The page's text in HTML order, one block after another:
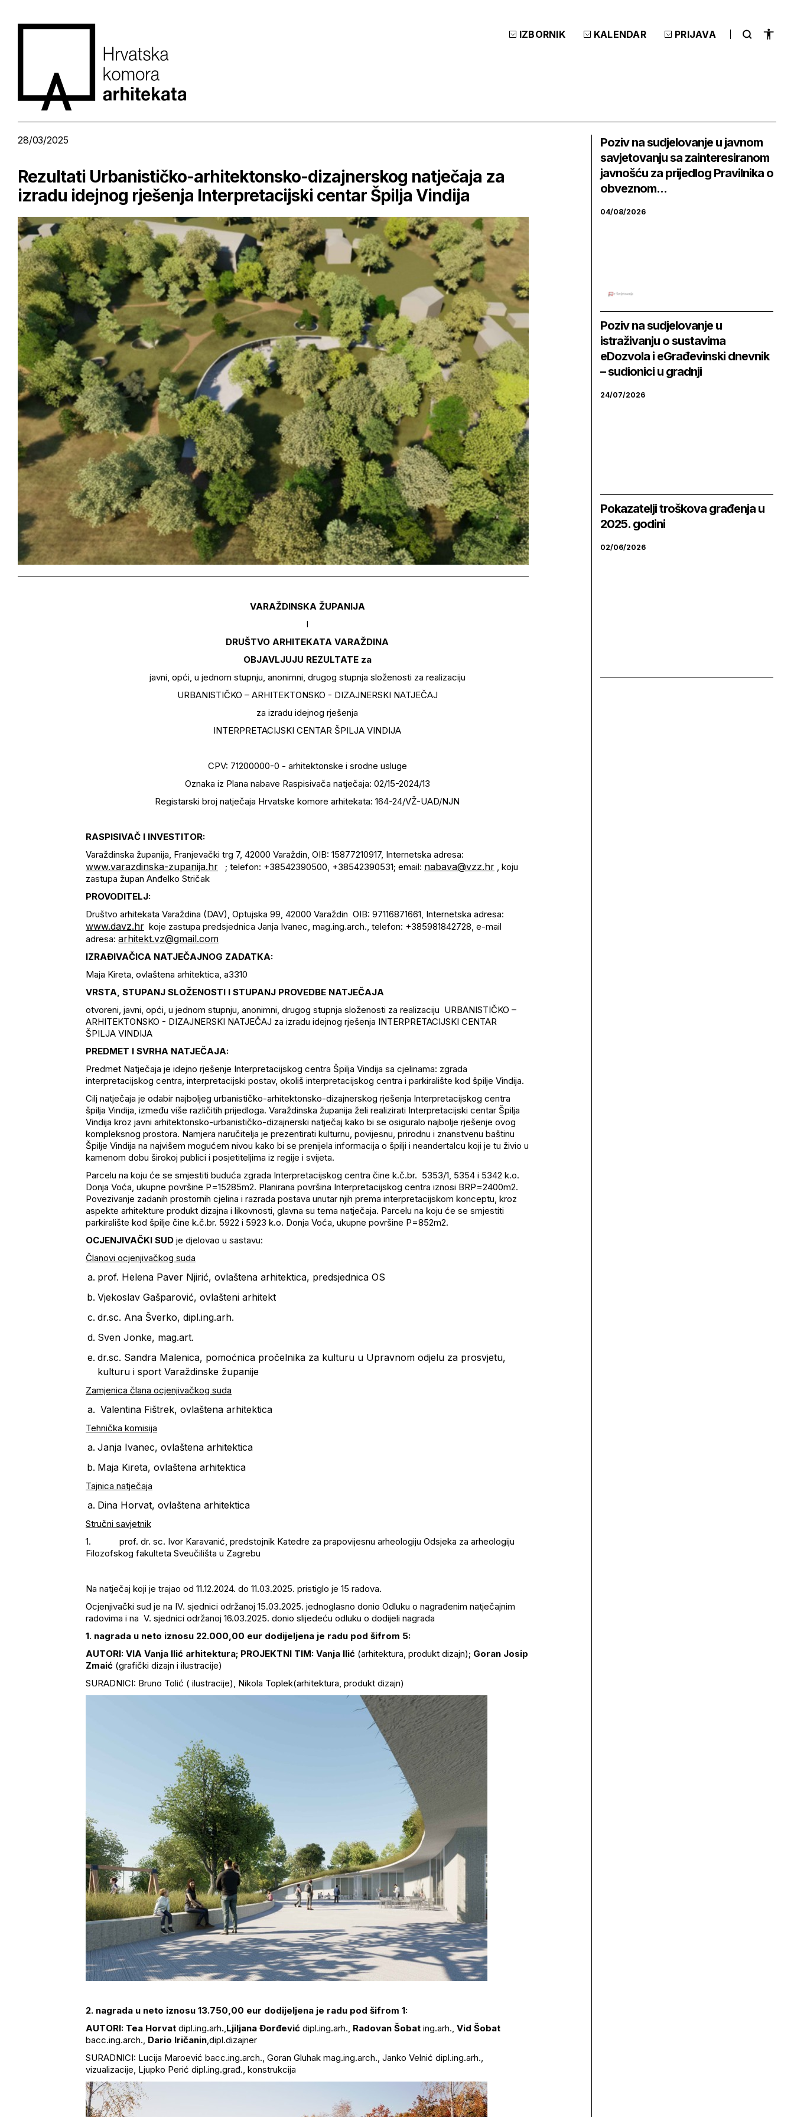
IZBORNIK KALENDAR PRIJAVA
28/03/2025
Rezultati Urbanističko-arhitektonsko-dizajnerskog natječaja za
izradu idejnog rješenja Interpretacijski centar Špilja Vindija
VARAŽDINSKA ŽUPANIJA
I
DRUŠTVO ARHITEKATA VARAŽDINA
OBJAVLJUJU REZULTATE za
javni, opći, u jednom stupnju, anonimni, drugog stupnja složenosti za realizaciju
URBANISTIČKO – ARHITEKTONSKO - DIZAJNERSKI NATJEČAJ
za izradu idejnog rješenja
INTERPRETACIJSKI CENTAR ŠPILJA VINDIJA
CPV: 71200000-0 - arhitektonske i srodne usluge
Oznaka iz Plana nabave Raspisivača natječaja: 02/15-2024/13
Registarski broj natječaja Hrvatske komore arhitekata: 164-24/VŽ-UAD/NJN
RASPISIVAČ I INVESTITOR:
Varaždinska županija, Franjevački trg 7, 42000 Varaždin, OIB: 15877210917, Internetska adresa:
www.varazdinska-zupanija.hr ; telefon: +38542390500, +38542390531; email: nabava@vzz.hr , koju
zastupa župan Anđelko Stričak
PROVODITELJ:
Društvo arhitekata Varaždina (DAV), Optujska 99, 42000 Varaždin OIB: 97116871661, Internetska adresa:
www.davz.hr koje zastupa predsjednica Janja Ivanec, mag.ing.arch., telefon: +385981842728, e-mail
adresa: arhitekt.vz@gmail.com
IZRAĐIVAČICA NATJEČAJNOG ZADATKA:
Maja Kireta, ovlaštena arhitektica, a3310
VRSTA, STUPANJ SLOŽENOSTI I STUPANJ PROVEDBE NATJEČAJA
otvoreni, javni, opći, u jednom stupnju, anonimni, drugog stupnja složenosti za realizaciju URBANISTIČKO –
ARHITEKTONSKO - DIZAJNERSKI NATJEČAJ za izradu idejnog rješenja INTERPRETACIJSKI CENTAR
ŠPILJA VINDIJA
PREDMET I SVRHA NATJEČAJA:
Predmet Natječaja je idejno rješenje Interpretacijskog centra Špilja Vindija sa cjelinama: zgrada
interpretacijskog centra, interpretacijski postav, okoliš interpretacijskog centra i parkiralište kod špilje Vindija.
Cilj natječaja je odabir najboljeg urbanističko-arhitektonsko-dizajnerskog rješenja Interpretacijskog centra
špilja Vindija, između više različitih prijedloga. Varaždinska županija želi realizirati Interpretacijski centar Špilja
Vindija kroz javni arhitektonsko-urbanističko-dizajnerski natječaj kako bi se osiguralo najbolje rješenje ovog
kompleksnog prostora. Namjera naručitelja je prezentirati kulturnu, povijesnu, prirodnu i znanstvenu baštinu
Špilje Vindija na najvišem mogućem nivou kako bi se prenijela informacija o špilji i neandertalcu koji je tu živio u
kamenom dobu širokoj publici i posjetiteljima iz regije i svijeta.
Parcelu na koju će se smjestiti buduća zgrada Interpretacijskog centra čine k.č.br. 5353/1, 5354 i 5342 k.o.
Donja Voća, ukupne površine P=15285m2. Planirana površina Interpretacijskog centra iznosi BRP=2400m2.
Povezivanje zadanih prostornih cjelina i razrada postava unutar njih prema interpretacijskom konceptu, kroz
aspekte arhitekture produkt dizajna i likovnosti, glavna su tema natječaja. Parcelu na koju će se smjestiti
parkiralište kod špilje čine k.č.br. 5922 i 5923 k.o. Donja Voća, ukupne površine P=852m2.
OCJENJIVAČKI SUD je djelovao u sastavu:
Članovi ocjenjivačkog suda
prof. Helena Paver Njirić, ovlaštena arhitektica, predsjednica OS
Vjekoslav Gašparović, ovlašteni arhitekt
dr.sc. Ana Šverko, dipl.ing.arh.
Sven Jonke, mag.art.
dr.sc. Sandra Malenica, pomoćnica pročelnika za kulturu u Upravnom odjelu za prosvjetu,
kulturu i sport Varaždinske županije
Zamjenica člana ocjenjivačkog suda
Valentina Fištrek, ovlaštena arhitektica
Tehnička komisija
Janja Ivanec, ovlaštena arhitektica
Maja Kireta, ovlaštena arhitektica
Tajnica natječaja
Dina Horvat, ovlaštena arhitektica
Stručni savjetnik
1. prof. dr. sc. Ivor Karavanić, predstojnik Katedre za prapovijesnu arheologiju Odsjeka za arheologiju
Filozofskog fakulteta Sveučilišta u Zagrebu
Na natječaj koji je trajao od 11.12.2024. do 11.03.2025. pristiglo je 15 radova.
Ocjenjivački sud je na IV. sjednici održanoj 15.03.2025. jednoglasno donio Odluku o nagrađenim natječajnim
radovima i na V. sjednici održanoj 16.03.2025. donio slijedeću odluku o dodijeli nagrada
1. nagrada u neto iznosu 22.000,00 eur dodijeljena je radu pod šifrom 5:
AUTORI: VIA Vanja Ilić arhitektura; PROJEKTNI TIM: Vanja Ilić (arhitektura, produkt dizajn); Goran Josip
Zmaić (grafički dizajn i ilustracije)
SURADNICI: Bruno Tolić ( ilustracije), Nikola Toplek(arhitektura, produkt dizajn)
2. nagrada u neto iznosu 13.750,00 eur dodijeljena je radu pod šifrom 1:
AUTORI: Tea Horvat dipl.ing.arh.,Ljiljana Đorđević dipl.ing.arh., Radovan Šobat ing.arh., Vid Šobat
bacc.ing.arch., Dario Iričanin,dipl.dizajner
SURADNICI: Lucija Maroević bacc.ing.arch., Goran Gluhak mag.ing.arch., Janko Velnić dipl.ing.arh.,
vizualizacije, Ljupko Perić dipl.ing.građ., konstrukcija
Poziv na sudjelovanje u javnom
savjetovanju sa zainteresiranom
javnošću za prijedlog Pravilnika o
obveznom...
04/08/2026
Poziv na sudjelovanje u
istraživanju o sustavima
eDozvola i eGrađevinski dnevnik
– sudionici u gradnji
24/07/2026
Pokazatelji troškova građenja u
2025. godini
02/06/2026